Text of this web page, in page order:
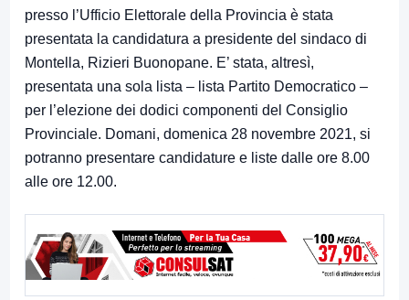
presso l’Ufficio Elettorale della Provincia è stata
presentata la candidatura a presidente del sindaco di
Montella, Rizieri Buonopane. E’ stata, altresì,
presentata una sola lista – lista Partito Democratico –
per l’elezione dei dodici componenti del Consiglio
Provinciale. Domani, domenica 28 novembre 2021, si
potranno presentare candidature e liste dalle ore 8.00
alle ore 12.00.